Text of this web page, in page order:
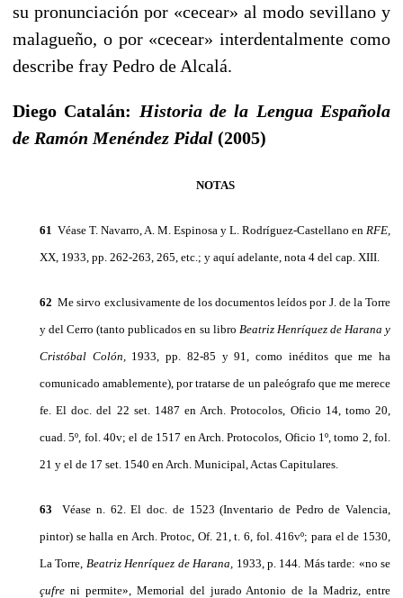
su pro­nunciación por «cecear» al modo sevillano y
malagueño, o por «cecear» interdentalmente como
describe fray Pedro de Alcalá.
Diego Catalán: Historia de la Lengua Española
de Ramón Menéndez Pidal (2005)
NOTAS
61 Véase T. Navarro, A. M. Espinosa y L. Rodríguez-Castella­no en RFE,
XX, 1933, pp. 262-263, 265, etc.; y aquí adelante, nota 4 del cap. XIII.
62 Me sirvo exclusivamente de los documentos leídos por J. de la Torre
y del Cerro (tanto publicados en su libro Beatriz Henríquez de Harana y
Cristóbal Colón, 1933, pp. 82-85 y 91, como inéditos que me ha
comunicado amablemente), por tratarse de un paleó­grafo que me merece
fe. El doc. del 22 set. 1487 en Arch. Pro­tocolos, Oficio 14, tomo 20,
cuad. 5º, fol. 40v; el de 1517 en Arch. Protocolos, Oficio 1º, tomo 2, fol.
21 y el de 17 set. 1540 en Arch. Municipal, Actas Capitulares.
63 Véase n. 62. El doc. de 1523 (Inventario de Pedro de Va­lencia,
pintor) se halla en Arch. Protoc, Of. 21, t. 6, fol. 416vº; para el de 1530,
La Torre, Beatriz Henríquez de Harana, 1933, p. 144. Más tarde: «no se
çufre ni permite», Memorial del jurado Antonio de la Madriz, entre